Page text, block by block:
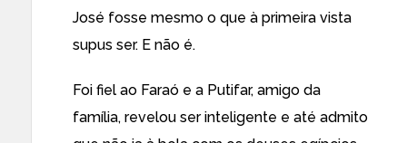
José fosse mesmo o que à primeira vista
supus ser. E não é.
Foi fiel ao Faraó e a Putifar, amigo da
família, revelou ser inteligente e até admito